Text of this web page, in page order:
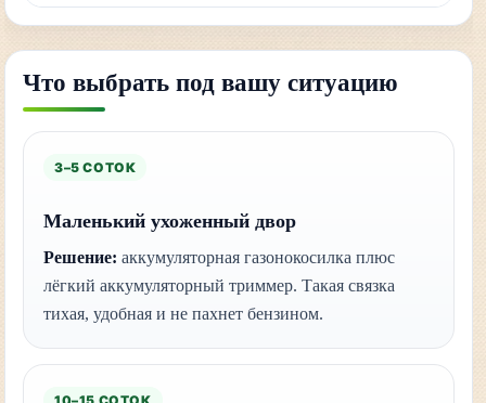
Что выбрать под вашу ситуацию
3–5 СОТОК
Маленький ухоженный двор
Решение: аккумуляторная газонокосилка плюс
лёгкий аккумуляторный триммер. Такая связка
тихая, удобная и не пахнет бензином.